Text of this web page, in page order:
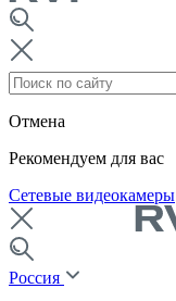
Отмена
Рекомендуем для вас
Сетевые видеокамеры
Россия